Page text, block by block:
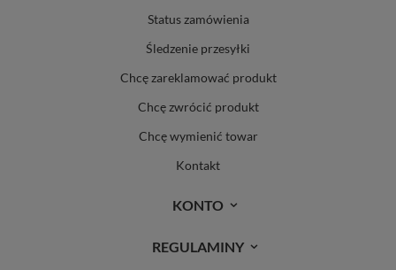
Status zamówienia
Śledzenie przesyłki
Chcę zareklamować produkt
Chcę zwrócić produkt
Chcę wymienić towar
Kontakt
KONTO
REGULAMINY